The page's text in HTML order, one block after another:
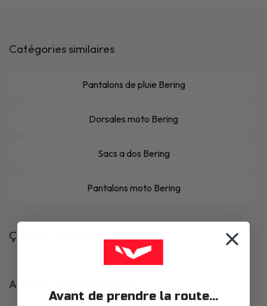
Catégories similaires
Pantalons de pluie Bering
Dorsales moto Bering
Sacs a dos Bering
Pantalons moto Bering
Ça pourrait t'intéresser
Articles complémentaires
Avant de prendre la route...